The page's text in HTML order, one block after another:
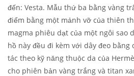
đến: Vesta. Mẫu thứ ba bằng vàng
điểm bằng một mảnh vỡ của thiên
magma phiêu dạt của một ngôi sao
hồ này đều đi kèm với dây đeo bằng
tác theo kỹ năng thuộc da của
cho phiên bản vàng trắng và titan